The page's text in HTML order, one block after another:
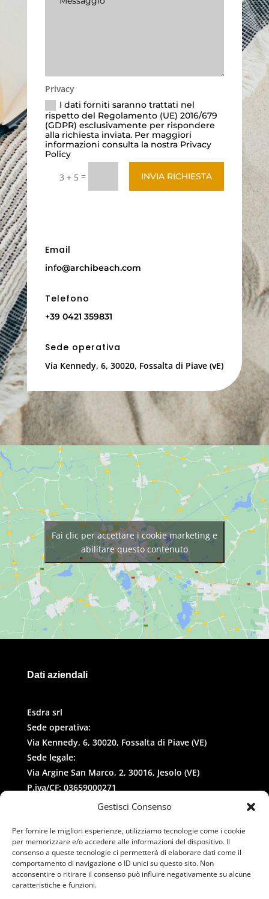
Gestisci Consenso
Per fornire le migliori esperienze, utilizziamo tecnologie come i cookie
per memorizzare e/o accedere alle informazioni del dispositivo. Il
consenso a queste tecnologie ci permetterà di elaborare dati come il
comportamento di navigazione o ID unici su questo sito. Non
acconsentire o ritirare il consenso può influire negativamente su alcune
caratteristiche e funzioni.
Privacy
I dati forniti saranno trattati nel
rispetto del Regolamento (UE) 2016/679
(GDPR) esclusivamente per rispondere
alla richiesta inviata. Per maggiori
informazioni consulta la nostra Privacy
Policy
3 + 5 = INVIA RICHIESTA
Email
info@archibeach.com
Telefono
+39 0421 359831
Sede operativa
Via Kennedy, 6, 30020, Fossalta di Piave (vE)
Fai clic per accettare i cookie marketing e
abilitare questo contenuto
Dati aziendali
Esdra srl
Sede operativa:
Via Kennedy, 6, 30020, Fossalta di Piave (VE)
Sede legale:
Via Argine San Marco, 2, 30016, Jesolo (VE)
P.iva/CF: 03659000271